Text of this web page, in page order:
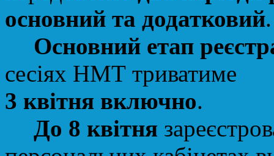
основний та додатковий
Основний етап
сесіях НМТ триватиме
3 квітня включно.
До 8 квітня